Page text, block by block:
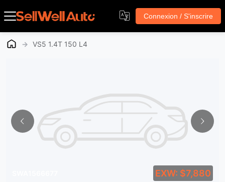
Connexion / S'inscrire
→ VS5 1.4T 150 L4
EXW: $7,880